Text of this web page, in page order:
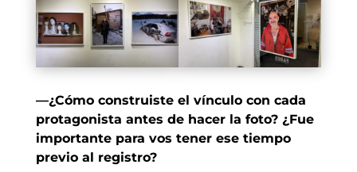
—¿Cómo construiste el vínculo con cada
protagonista antes de hacer la foto? ¿Fue
importante para vos tener ese tiempo
previo al registro?